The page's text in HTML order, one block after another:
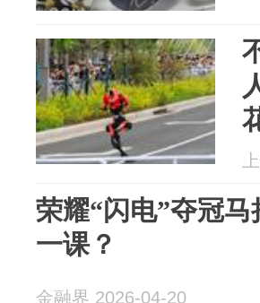
荣耀“闪电”夺冠
一课？
金融界 2026-04-20